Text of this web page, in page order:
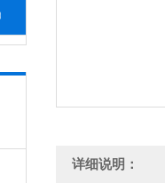
详细说明：